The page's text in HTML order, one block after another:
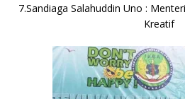
7.Sandiaga Salahuddin Uno :
Kreatif